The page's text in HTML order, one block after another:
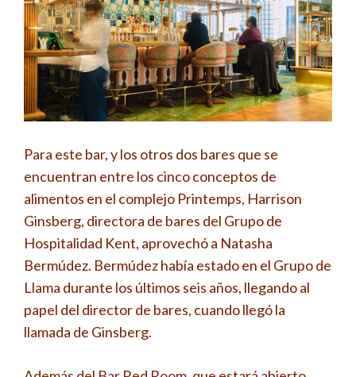
Para este bar, y los otros dos bares que se
encuentran entre los cinco conceptos de
alimentos en el complejo Printemps, Harrison
Ginsberg, directora de bares del Grupo de
Hospitalidad Kent, aprovechó a Natasha
Bermúdez. Bermúdez había estado en el Grupo de
Llama durante los últimos seis años, llegando al
papel del director de bares, cuando llegó la
llamada de Ginsberg.